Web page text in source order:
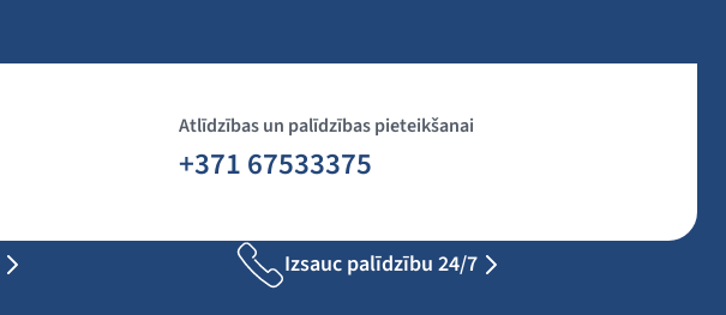
Atlīdzības un palīdzības pieteikšanai
+371 67533375
Izsauc palīdzību 24/7